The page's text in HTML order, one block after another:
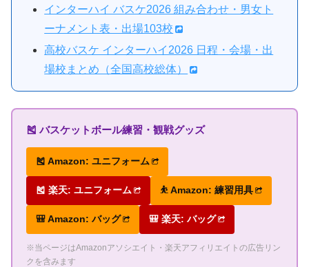
インターハイ バスケ2026 組み合わせ・男女ト
ーナメント表・出場103校
高校バスケ インターハイ2026 日程・会場・出
場校まとめ（全国高校総体）
🎽 バスケットボール練習・観戦グッズ
🎽 Amazon: ユニフォーム
🎽 楽天: ユニフォーム ⛹ Amazon: 練習用具
🎒 Amazon: バッグ 🎒 楽天: バッグ
※当ページはAmazonアソシエイト・楽天アフィリエイトの広告リン
クを含みます